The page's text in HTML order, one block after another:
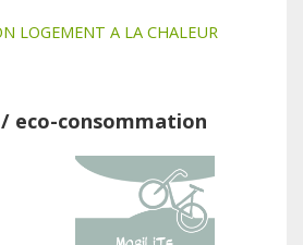
LOGEMENT A LA CHALEUR
eco-consommation